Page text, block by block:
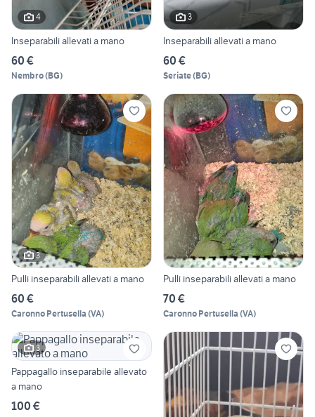
4
Inseparabili allevati a mano
60 €
Nembro(BG)
3
Inseparabili allevati a mano
60 €
Seriate(BG)
3
Pulli inseparabili allevati a mano
60 €
Caronno Pertusella (VA)
Pulli inseparabili allevati a mano
70 €
Caronno Pertusella (VA)
3
Pappagallo inseparabile allevato
a mano
100 €